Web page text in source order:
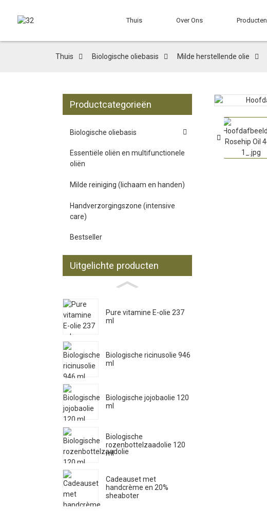
Thuis Over Ons Producten
Thuis Biologische oliebasis Milde herstellende olie
Productcategorieën
Biologische oliebasis
Essentiële oliën en multifunctionele
oliën
Milde reiniging (lichaam en handen)
Handverzorgingszone (intensive
care)
Bestseller
Uitgelichte producten
Pure vitamine E-olie 237
ml
Biologische ricinusolie 946
ml
Biologische jojobaolie 120
ml
Biologische
rozenbottelzaadolie 120
ml
Cadeauset met
handcrème en 20%
sheaboter
Loading...
Loading...